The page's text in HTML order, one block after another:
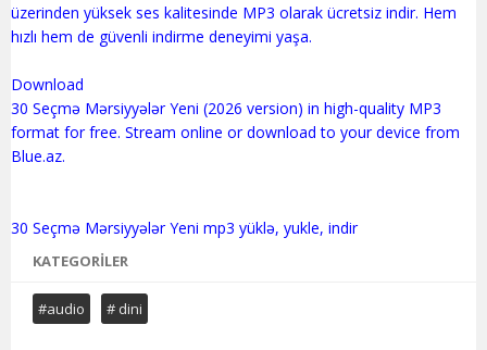
üzerinden yüksek ses kalitesinde MP3 olarak ücretsiz indir. Hem
hızlı hem de güvenli indirme deneyimi yaşa.
Download
30 Seçmə Mərsiyyələr Yeni (2026 version) in high-quality MP3
format for free. Stream online or download to your device from
Blue.az.
KATEGORILER
#audio # dini